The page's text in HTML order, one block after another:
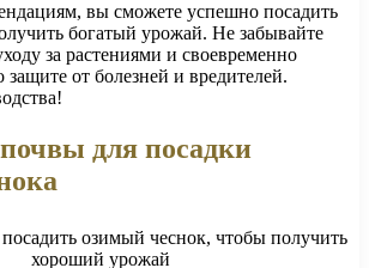
вы сможете успешно посадить
богатый урожай. Не забывайте
за растениями и своевременно
от болезней и вредителей.
для посадки